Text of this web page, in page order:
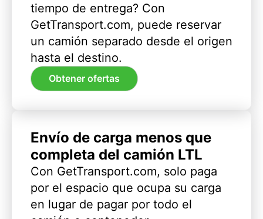
tiempo de entrega? Con
GetTransport.com, puede reservar
un camión separado desde el origen
hasta el destino.
Obtener ofertas
Envío de carga menos que
completa del camión LTL
Con GetTransport.com, solo paga
por el espacio que ocupa su carga
en lugar de pagar por todo el